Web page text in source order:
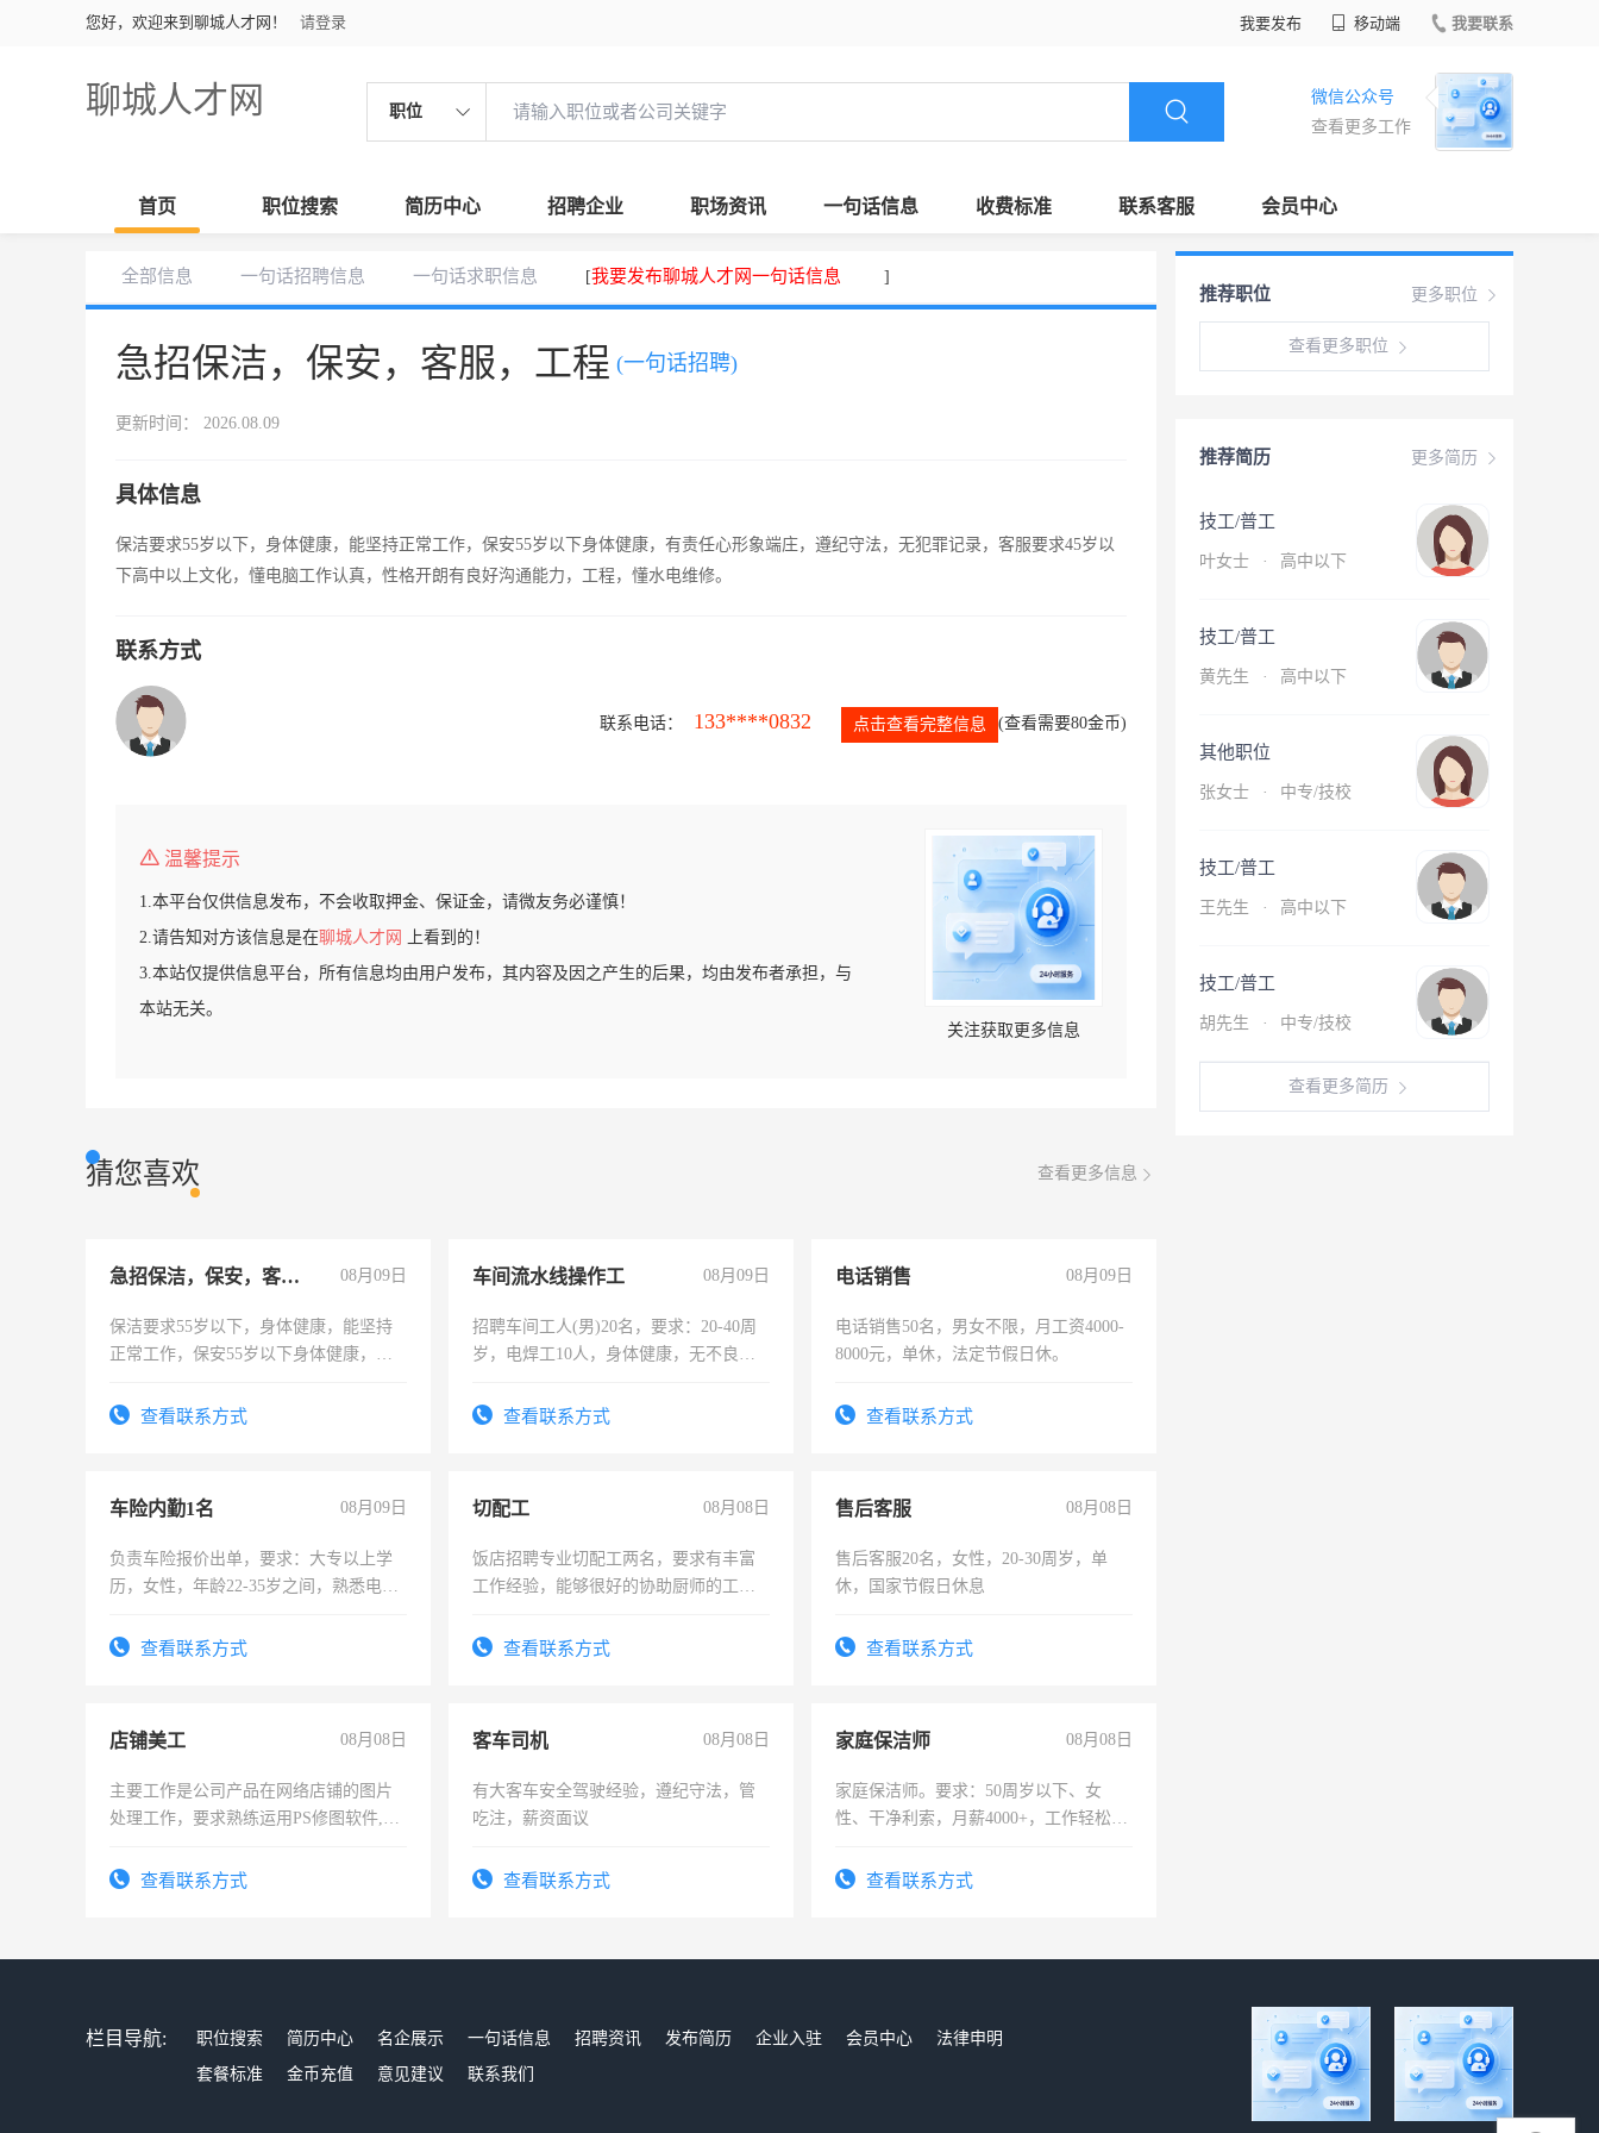
您好，欢迎来到聊城人才网！ 请登录 我要发布 移动端 我要联系
聊城人才网 职位
微信公众号
查看更多工作
首页 职位搜索 简历中心 招聘企业 职场资讯 一句话信息 收费标准 联系客服 会员中心
全部信息 一句话招聘信息 一句话求职信息 [我要发布聊城人才网一句话信息 ]
急招保洁，保安，客服，工程 (一句话招聘)
更新时间： 2026.08.09
具体信息
保洁要求55岁以下，身体健康，能坚持正常工作，保安55岁以下身体健康，有责任心形象端庄，遵纪守法，无犯罪记录，客服要求45岁以
下高中以上文化，懂电脑工作认真，性格开朗有良好沟通能力，工程，懂水电维修。
联系方式
联系电话： 133****0832 点击查看完整信息 (查看需要80金币)
温馨提示
1.本平台仅供信息发布，不会收取押金、保证金，请微友务必谨慎！
2.请告知对方该信息是在聊城人才网
上看到的！
3.本站仅提供信息平台，所有信息均由用户发布，其内容及因之产生的后果，均由发布者承担，与
本站无关。
关注获取更多信息
猜您喜欢 查看更多信息
急招保洁，保安，客服，工程 08月09日
保洁要求55岁以下，身体健康，能坚持
正常工作，保安55岁以下身体健康，有
录，客服要求45岁以下高中以上文化，
查看联系方式
车间流水线操作工 08月09日
招聘车间工人(男)20名，要求：20-40周
岁，电焊工10人，身体健康，无不良嗜
宿，免费发放劳保用品，两班倒，每月
查看联系方式
电话销售 08月09日
电话销售50名，男女不限，月工资4000-
8000元，单休，法定节假日休。
查看联系方式
车险内勤1名 08月09日
负责车险报价出单，要求：大专以上学
历，女性，年龄22-35岁之间，熟悉电脑
试用期1-3个月，转正后交纳五险，
查看联系方式
切配工 08月08日
饭店招聘专业切配工两名，要求有丰富
工作经验，能够很好的协助厨师的工
4500。查看联系方式
售后客服 08月08日
售后客服20名，女性，20-30周岁，单
休，国家节假日休息
查看联系方式
店铺美工 08月08日
主要工作是公司产品在网络店铺的图片
处理工作，要求熟练运用PS修图软件,工
查看联系方式
客车司机 08月08日
有大客车安全驾驶经验，遵纪守法，管
吃注，薪资面议
查看联系方式
家庭保洁师 08月08日
家庭保洁师。要求：50周岁以下、女
性、干净利索，月薪4000+，工作轻松，
太太等。查看联系方式
更多职位
推荐职位
查看更多职位
更多简历
推荐简历
技工/普工
叶女士 · 高中以下
技工/普工
黄先生 · 高中以下
其他职位
张女士 · 中专/技校
技工/普工
王先生 · 高中以下
技工/普工
胡先生 · 中专/技校
查看更多简历
栏目导航: 职位搜索 简历中心 名企展示 一句话信息 招聘资讯 发布简历 企业入驻 会员中心
法律申明
套餐标准
金币充值 意见建议 联系我们